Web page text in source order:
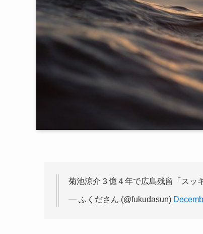
菊池涼介３億４年で広島残留「スッ
— ふくださん (@fukudasun)